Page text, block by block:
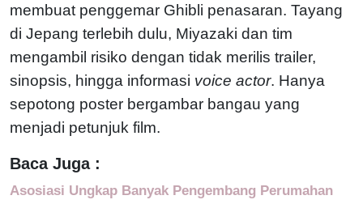
membuat penggemar Ghibli penasaran. Tayang
di Jepang terlebih dulu, Miyazaki dan tim
mengambil risiko dengan tidak merilis trailer,
sinopsis, hingga informasi voice actor. Hanya
sepotong poster bergambar bangau yang
menjadi petunjuk film.
Baca Juga :
Asosiasi Ungkap Banyak Pengembang Perumahan